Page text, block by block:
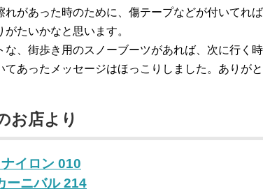
れがあった時のために、傷テープなどが付いてれ
がたいかなと思います。
な、街歩き用のスノーブーツがあれば、次に行く
てあったメッセージはほっこりしました。ありがと
お店より
イロン 010
ーニバル 214